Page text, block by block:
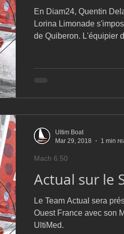
En Diam24, Quentin
Lorina Limonade
de Quiberon. L'équipier
Actual sur le
Le Team Actual sera
Ouest France avec son
UltiMed.
Mach 6.50
Ultim Boat
Mar 29, 2018
1 min